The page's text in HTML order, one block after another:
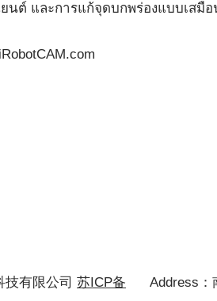
นต์ และการแก้จุดบกพร่องแบบเสมือ
有限公司 苏ICP备
Address：